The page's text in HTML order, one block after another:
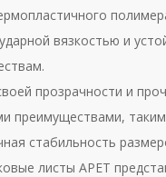
вязкостью и
прозрачности и
преимуществами,
стабильность
листы APET